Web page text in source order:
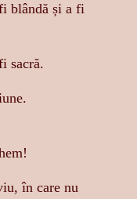
blândă și a fi
sacră.
în care nu